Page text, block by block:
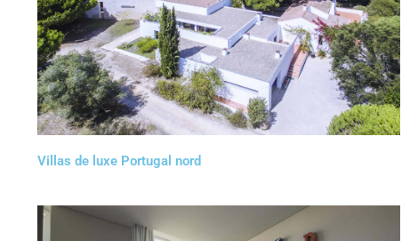
Villas de luxe Portugal nord